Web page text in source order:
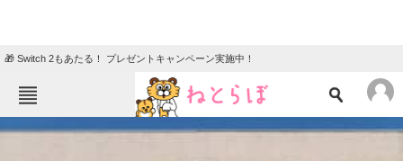
🎁 Switch 2もあたる！ プレゼントキャンペーン実施中！